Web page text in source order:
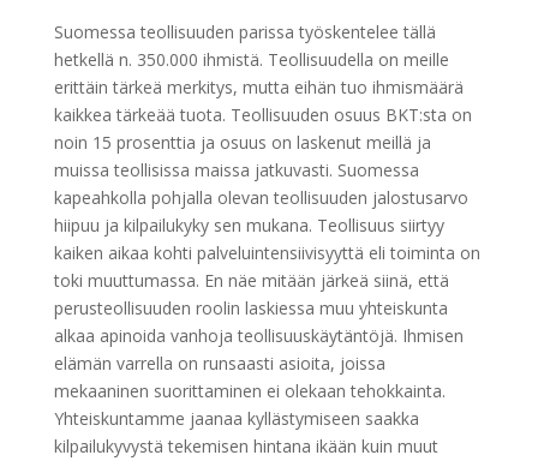
Suomessa teollisuuden parissa työskentelee tällä
hetkellä n. 350.000 ihmistä. Teollisuudella on meille
erittäin tärkeä merkitys, mutta eihän tuo ihmismäärä
kaikkea tärkeää tuota. Teollisuuden osuus BKT:sta on
noin 15 prosenttia ja osuus on laskenut meillä ja
muissa teollisissa maissa jatkuvasti. Suomessa
kapeahkolla pohjalla olevan teollisuuden jalostusarvo
hiipuu ja kilpailukyky sen mukana. Teollisuus siirtyy
kaiken aikaa kohti palveluintensiivisyyttä eli toiminta on
toki muuttumassa. En näe mitään järkeä siinä, että
perusteollisuuden roolin laskiessa muu yhteiskunta
alkaa apinoida vanhoja teollisuuskäytäntöjä. Ihmisen
elämän varrella on runsaasti asioita, joissa
mekaaninen suorittaminen ei olekaan tehokkainta.
Yhteiskuntamme jaanaa kyllästymiseen saakka
kilpailukyvystä tekemisen hintana ikään kuin muut